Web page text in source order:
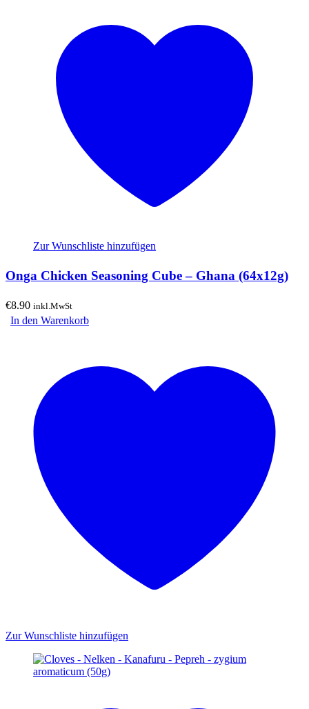
Zur Wunschliste hinzufügen
Onga Chicken Seasoning Cube – Ghana (64x12g)
€8.90 inkl.MwSt
In den Warenkorb
Zur Wunschliste hinzufügen